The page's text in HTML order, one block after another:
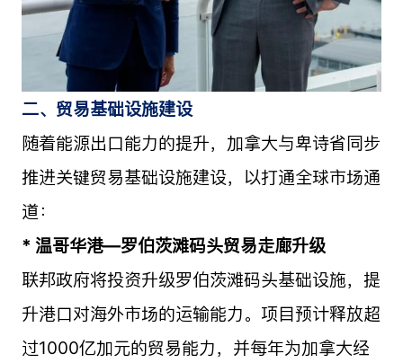
二、贸易基础设施建设
随着能源出口能力的提升，加拿大与卑诗省同步
推进关键贸易基础设施建设，以打通全球市场通
道：
* 温哥华港—罗伯茨滩码头贸易走廊升级
联邦政府将投资升级罗伯茨滩码头基础设施，提
升港口对海外市场的运输能力。项目预计释放超
过1000亿加元的贸易能力，并每年为加拿大经